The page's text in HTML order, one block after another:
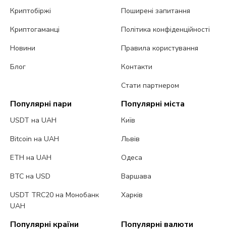
Криптобіржі
Криптогаманці
Новини
Блог
Поширені запитання
Політика конфіденційності
Правила користування
Контакти
Стати партнером
Популярні пари
USDT на UAH
Bitcoin на UAH
ETH на UAH
BTC на USD
USDT TRC20 на Монобанк
UAH
Популярні міста
Київ
Львів
Одеса
Варшава
Харків
Популярні країни Популярні валюти